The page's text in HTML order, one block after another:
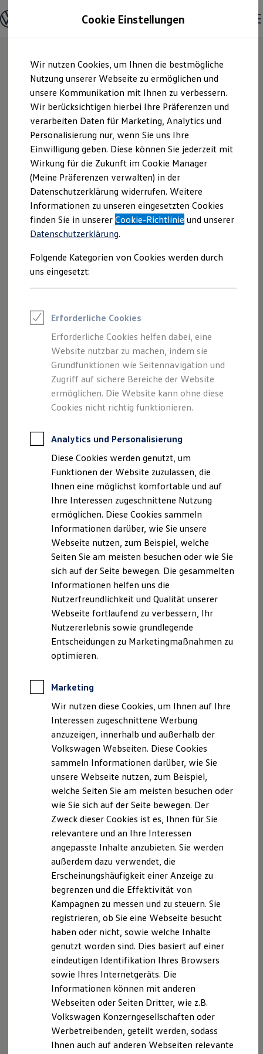
Hauptinhalt
springen
Footer
springen
Modelle & Konfigurator
Nutzfahrzeugkategorien entdecken
Modelle konfigurieren
Vorgängermodelle und Oldtimer
Vorgängermodelle
Oldtimer
Bulli Historie
Branchenlösungen & Gewerbekunden
Umbaulösungen und Hersteller finden
Auf- und Umbauten entdecken & konfigurieren
Groß- und Sonderkunden
Großkunden
Kommunen & Behörden
Journalisten
Sportvereine
Branchenlösungen
Bau & Handwerk
Gewerbliche Personenbeförderung
Service & mobile Werkstätten
Kurier, Logistik & Handel
Feuerwehr
Rettungsdienste
ONE Business ID Vorteile
Fahrzeugsuche & Marktplatz
Digitaler Marktplatz
Kauf & Finanzierung
Online-Fahrzeugbewertung
Aktionen & Angebote
E-Auto-Förderung
Für Privatkunden
Für Gewerbekunden
Profi Paket
TopDeal
Zertifizierte Gebrauchtwagen
Für Privatkunden
Für Gewerbekunden
Leasing
Für Privatkunden
Für Gewerbekunden
Versicherungen & Garantien
Garantien
Kfz-Versicherung für Nutzfahrzeuge
Restschuldversicherung
Wartungsverträge
Besitzer & Service
Reparatur & Service
Sommer-Special
Reparatur, Pflege & Inspektion
Servicetermin anfragen
Service-Vorteile bei Volkswagen Nutzfahrzeuge
ServicePlus
Economy Service
Räder & Reifen Service
Ersatzfahrzeuge
Software, Konnektivität & Apps
California App
VW Connect für Ihren ID. Buzz
VW Connect für Ihren Transporter/Caravelle
VW Connect für Ihren Amarok
VW Connect für andere Modelle
Connect Pro
Fleet Interface Data
Multistop Pathfinder
Übersicht Software Updates
Hilfreiches für Besitzer
Fahrerassistenz- und Sicherheitssysteme
Kontrollleuchten
Kurzfahrprofile und Ölverdünnung
XTL-Dieselkraftstoff
Ersatzteile und Betriebsflüssigkeiten
Original Zubehör und Lifestyle Produkte
myVolkswagen
myVolkswagen Business
Elektrisch & Autonom
Elektro - & Hybridfahrzeuge
Unser Ansatz
Klimafreundlicher Strom
Reichweite & Ladelösungen
Reichweitensimulator
Ladezeitensimulator
Ladelösungen für Privatkunden
Ladelösungen für Gewerbekunden
Wallbox und Ladekabel
Förderung & Kosten der Elektrofahrzeuge
Fördermöglichkeiten für Privatkunden
Fördermöglichkeiten für Gewerbekunden
Autohaus Haas
GmbH & Co. KG |
Impressum &
Rechtliches
Hier finden Sie Informationen über die
Autohaus Haas GmbH & Co. KG als
verantwortliche Anbieterin von Inhalten
und Angeboten, die auf dieser Webseite
Impressum
Datenschutzerklärung
Impressum
Impressum
Angaben gemäß § 5 TMG
Autohaus Haas GmbH & Co. KG
Werner-von-Siemens-Str.14
82140 Olching
Handelsregister: HRA 74363
Registergericht: Amtsgericht München
Vertreten durch die persönlich haftende
Diese vertreten durch: Robert Haas
Handelsregister: HRB124161
Registergericht: Amtsgericht München
Telefax: +49(0)81424831-50
E-Mail:info@autohaus-haas.de
Umsatzsteuer-Identifikationsnummer gemäß §27 a
Umsatzsteuergesetz:DE198599670
Ausschließlichkeitsvermittler:
§ 34 d Abs. 4
Zuständige Aufsichtsbehörde
(für Versicherungsvermittlungen):
IHK für München und Oberbayern,
Max-Joseph-Str.2, 80333 München
Versicherungsvermittlerregister:
www.vermittlerregister.infoRegistrierungsnummer
D-UH2Y-L561A-75
Streitschlichtung
Wir sind nicht bereit oder verpflichtet, an
Streitbeilegungsverfahren vor einer
Verbraucherschlichtungsstelle teilzunehmen.
Haftung für Inhalte
Verantwortlich für den Inhalt nach § 18 II MStV
Cookie Einstellungen
Wir nutzen Cookies, um Ihnen die bestmögliche
Nutzung unserer Webseite zu ermöglichen und
unsere Kommunikation mit Ihnen zu verbessern.
Wir berücksichtigen hierbei Ihre Präferenzen und
verarbeiten Daten für Marketing, Analytics und
Personalisierung nur, wenn Sie uns Ihre
Einwilligung geben. Diese können Sie jederzeit mit
Wirkung für die Zukunft im Cookie Manager
(Meine Präferenzen verwalten) in der
Datenschutzerklärung widerrufen. Weitere
Informationen zu unseren eingesetzten Cookies
finden Sie in unsererCookie-Richtlinie und unserer
Datenschutzerklärung.
Folgende Kategorien von Cookies werden durch
uns eingesetzt:
Erforderliche Cookies
Erforderliche Cookies helfen dabei, eine
Website nutzbar zu machen, indem sie
Grundfunktionen wie Seitennavigation und
Zugriff auf sichere Bereiche der Website
ermöglichen. Die Website kann ohne diese
Cookies nicht richtig funktionieren.
Analytics und Personalisierung
Diese Cookies werden genutzt, um
Funktionen der Website zuzulassen, die
Ihnen eine möglichst komfortable und auf
Ihre Interessen zugeschnittene Nutzung
ermöglichen. Diese Cookies sammeln
Informationen darüber, wie Sie unsere
Webseite nutzen, zum Beispiel, welche
Seiten Sie am meisten besuchen oder wie Sie
sich auf der Seite bewegen. Die gesammelten
Informationen helfen uns die
Nutzerfreundlichkeit und Qualität unserer
Webseite fortlaufend zu verbessern, Ihr
Nutzererlebnis sowie grundlegende
Entscheidungen zu Marketingmaßnahmen zu
optimieren.
Marketing
Wir nutzen diese Cookies, um Ihnen auf Ihre
Interessen zugeschnittene Werbung
anzuzeigen, innerhalb und außerhalb der
Volkswagen Webseiten. Diese Cookies
sammeln Informationen darüber, wie Sie
unsere Webseite nutzen, zum Beispiel,
welche Seiten Sie am meisten besuchen oder
wie Sie sich auf der Seite bewegen. Der
Zweck dieser Cookies ist es, Ihnen für Sie
relevantere und an Ihre Interessen
angepasste Inhalte anzubieten. Sie werden
außerdem dazu verwendet, die
Erscheinungshäufigkeit einer Anzeige zu
begrenzen und die Effektivität von
Kampagnen zu messen und zu steuern. Sie
registrieren, ob Sie eine Webseite besucht
haben oder nicht, sowie welche Inhalte
genutzt worden sind. Dies basiert auf einer
eindeutigen Identifikation Ihres Browsers
sowie Ihres Internetgeräts. Die
Informationen können mit anderen
Webseiten oder Seiten Dritter, wie z.B.
Volkswagen Konzerngesellschaften oder
Werbetreibenden, geteilt werden, sodass
Ihnen auch auf anderen Webseiten relevante